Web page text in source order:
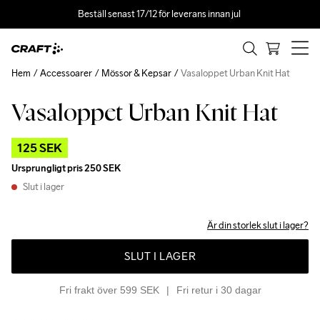
Beställ senast 17/12 för leverans innan jul
Vasaloppet Urban Knit Hat
125 SEK
Ursprungligt pris250 SEK
Slut i lager
Är din storlek slut i lager?
SLUT I LAGER
Fri frakt över 599 SEK Fri retur i 30 dagar
Hem Accessoarer Mössor & Kepsar Vasaloppet Urban Knit Hat
Outlet